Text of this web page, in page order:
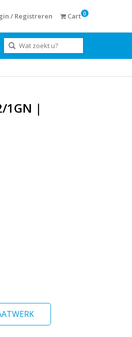
/ Registreren Cart 0
1GN |